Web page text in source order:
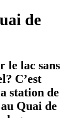
de
le lac sans
C’est
station de
Quai de